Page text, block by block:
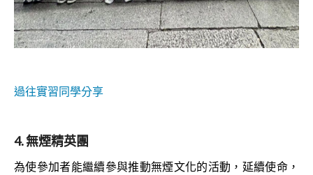
過往實習同學分享
4. 無煙精英團
為使參加者能繼續參與推動無煙文化的活動，延續使命，